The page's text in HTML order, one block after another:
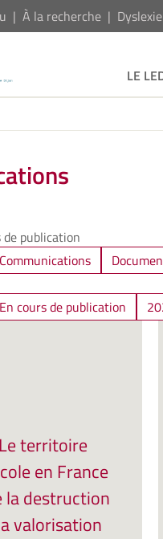
À la recherche Dyslexie
LE
de publication
Communications
En cours de publication
Le territoire
en France
la destruction
valorisation